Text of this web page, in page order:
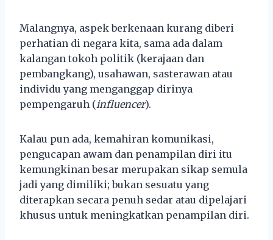
Malangnya, aspek berkenaan kurang diberi
perhatian di negara kita, sama ada dalam
kalangan tokoh politik (kerajaan dan
pembangkang), usahawan, sasterawan atau
individu yang menganggap dirinya
pempengaruh (influencer).
Kalau pun ada, kemahiran komunikasi,
pengucapan awam dan penampilan diri itu
kemungkinan besar merupakan sikap semula
jadi yang dimiliki; bukan sesuatu yang
diterapkan secara penuh sedar atau dipelajari
khusus untuk meningkatkan penampilan diri.